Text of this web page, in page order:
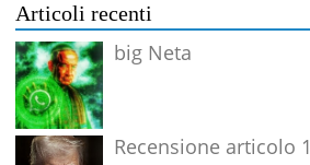
Articoli recenti
big Neta
Recensione articolo